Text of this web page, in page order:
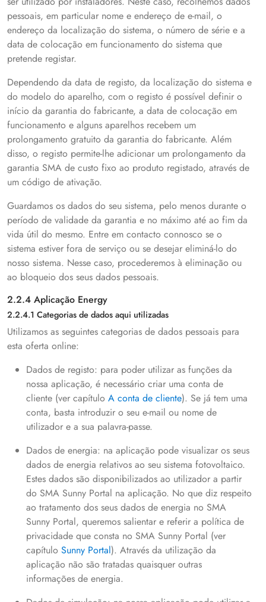
pessoais, em particular nome e endereço de e-mail, o
endereço da localização do sistema, o número de série e a
data de colocação em funcionamento do sistema que
pretende registar.
Dependendo da data de registo, da localização do sistema e
do modelo do aparelho, com o registo é possível definir o
início da garantia do fabricante, a data de colocação em
funcionamento e alguns aparelhos recebem um
prolongamento gratuito da garantia do fabricante. Além
disso, o registo permite-lhe adicionar um prolongamento da
garantia SMA de custo fixo ao produto registado, através de
um código de ativação.
Guardamos os dados do seu sistema, pelo menos durante o
período de validade da garantia e no máximo até ao fim da
vida útil do mesmo. Entre em contacto connosco se o
sistema estiver fora de serviço ou se desejar eliminá-lo do
nosso sistema. Nesse caso, procederemos à eliminação ou
ao bloqueio dos seus dados pessoais.
2.2.4 Aplicação Energy
2.2.4.1 Categorias de dados aqui utilizadas
Utilizamos as seguintes categorias de dados pessoais para
esta oferta online:
Dados de registo: para poder utilizar as funções da
nossa aplicação, é necessário criar uma conta de
cliente (ver capítulo A conta de cliente). Se já tem uma
conta, basta introduzir o seu e-mail ou nome de
utilizador e a sua palavra-passe.
Dados de energia: na aplicação pode visualizar os seus
dados de energia relativos ao seu sistema fotovoltaico.
Estes dados são disponibilizados ao utilizador a partir
do SMA Sunny Portal na aplicação. No que diz respeito
ao tratamento dos seus dados de energia no SMA
Sunny Portal, queremos salientar e referir a política de
privacidade que consta no SMA Sunny Portal (ver
capítulo Sunny Portal). Através da utilização da
aplicação não são tratadas quaisquer outras
informações de energia.